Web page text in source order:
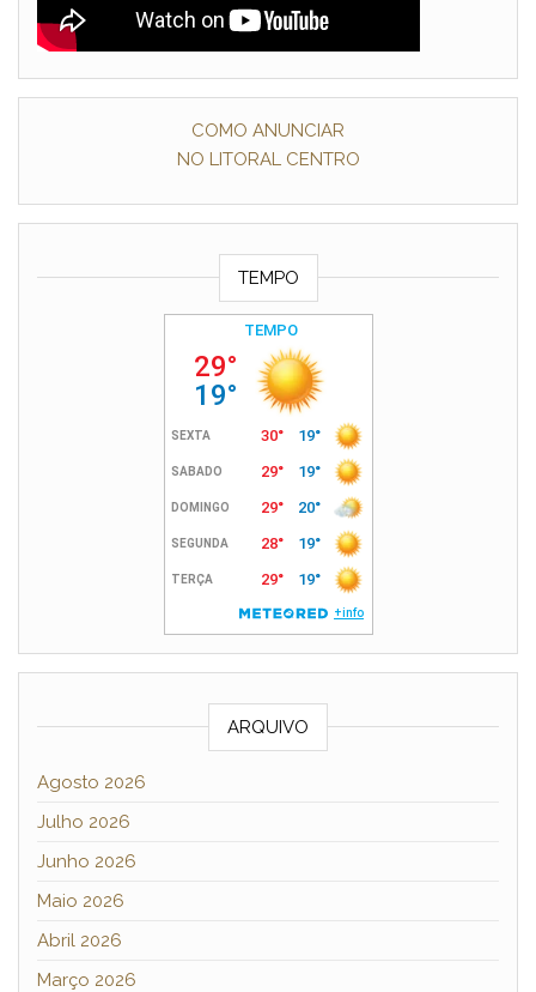
COMO ANUNCIAR
NO LITORAL CENTRO
TEMPO
ARQUIVO
Agosto 2026
Julho 2026
Junho 2026
Maio 2026
Abril 2026
Março 2026